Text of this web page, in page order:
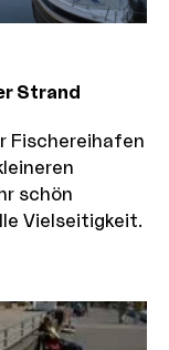
Strand
Fischereihafen
schön
Vielseitigkeit.